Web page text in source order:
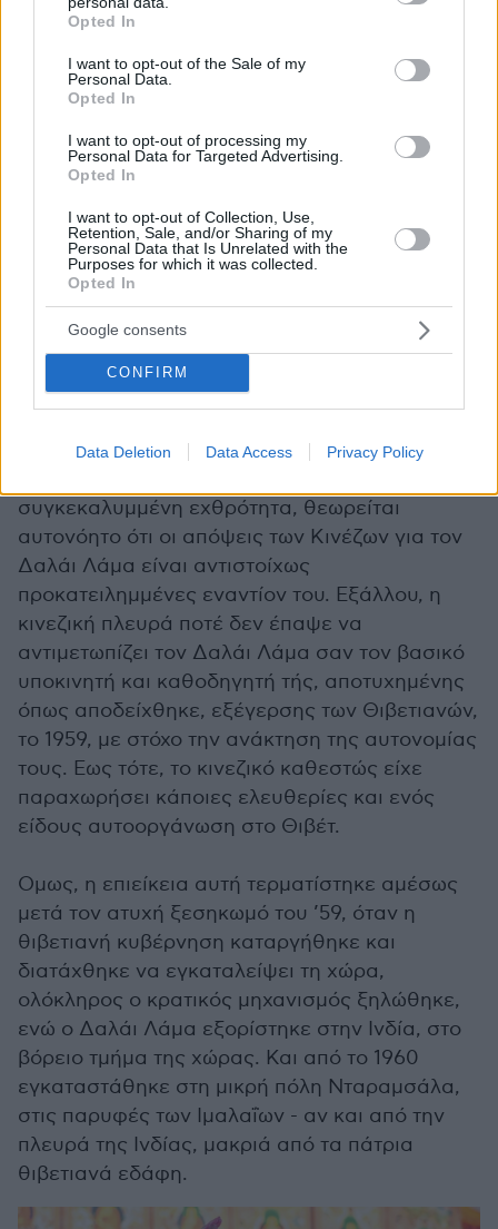
grant or deny consent to Google and its third-party tags to
use your data for below specified purposes in below Google
consent section.
Opted In
I want to opt-out of the Sale of my
Personal Data.
Opted In
I want to opt-out of processing my
Personal Data for Targeted Advertising.
Opted In
I want to opt-out of Collection, Use,
Retention, Sale, and/or Sharing of my
Personal Data that Is Unrelated with the
Purposes for which it was collected.
Opted In
Google consents
CONFIRM
Data Deletion Data Access Privacy Policy
Δεκαεπτά Σημείων, την οποία συνυπέγραψε ο
Εκτοτε, η Κίνα αναφέρεται στην επιχείρηση
κατάληψης του
Θιβέτ
σαν «Ειρηνική
Απελευθέρωση», ενώ οι Θιβετιανοί, οι οποίοι
έχασαν την ανεξαρτησία και την αυτοδιάθεσή
τους, κάνουν λόγο για «Εισβολή των Κινέζων».
Σε κάθε περίπτωση, ο Δαλάι Λάμα, από το 1951
έως σήμερα ισχυρίζεται ότι εξαναγκάστηκε να
βάλει την υπογραφή του στο έγγραφο της
συνθήκης με τους Κινέζους, τελώντας υπό
ασφυκτική πίεση και εκβιασμό. Εξάλλου, ο
Δαλάι Λάμα το 1951 ήταν μόλις 16 ετών.
Εφόσον, λοιπόν, το υπόβαθρο για τη σχέση
συγκεκαλυμμένη εχθρότητα, θεωρείται
αυτονόητο ότι οι απόψεις των Κινέζων για τον
Δαλάι Λάμα είναι αντιστοίχως
προκατειλημμένες εναντίον του. Εξάλλου, η
κινεζική πλευρά ποτέ δεν έπαψε να
αντιμετωπίζει τον Δαλάι Λάμα σαν τον βασικό
υποκινητή και καθοδηγητή τής, αποτυχημένης
όπως αποδείχθηκε, εξέγερσης των Θιβετιανών,
το 1959, με στόχο την ανάκτηση της αυτονομίας
τους. Εως τότε, το κινεζικό καθεστώς είχε
παραχωρήσει κάποιες ελευθερίες και ενός
είδους αυτοοργάνωση στο Θιβέτ.
Ομως, η επιείκεια αυτή τερματίστηκε αμέσως
μετά τον ατυχή ξεσηκωμό του ’59, όταν η
θιβετιανή κυβέρνηση καταργήθηκε και
διατάχθηκε να εγκαταλείψει τη χώρα,
ολόκληρος ο κρατικός μηχανισμός ξηλώθηκε,
ενώ ο Δαλάι Λάμα εξορίστηκε στην Ινδία, στο
βόρειο τμήμα της χώρας. Και από το 1960
εγκαταστάθηκε στη μικρή πόλη Νταραμσάλα,
στις παρυφές των Ιμαλαΐων - αν και από την
πλευρά της Ινδίας, μακριά από τα πάτρια
θιβετιανά εδάφη.